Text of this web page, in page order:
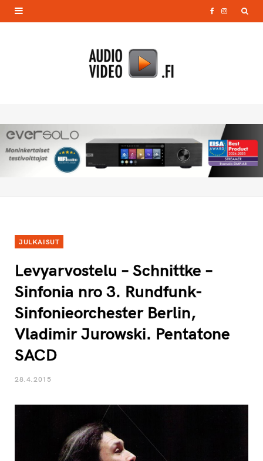
o
k
I
r
a
JULKAISUT
Levyarvostelu – Schnittke –
Sinfonia nro 3. Rundfunk-
Sinfonieorchester Berlin,
Vladimir Jurowski. Pentatone
SACD
28.4.2015